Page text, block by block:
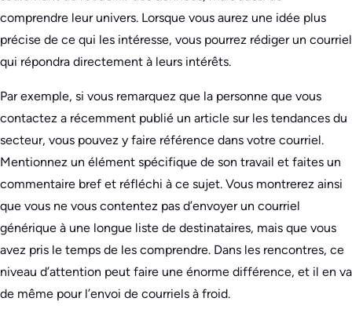
comprendre leur univers. Lorsque vous aurez une idée plus
précise de ce qui les intéresse, vous pourrez rédiger un courriel
qui répondra directement à leurs intérêts.
Par exemple, si vous remarquez que la personne que vous
contactez a récemment publié un article sur les tendances du
secteur, vous pouvez y faire référence dans votre courriel.
Mentionnez un élément spécifique de son travail et faites un
commentaire bref et réfléchi à ce sujet. Vous montrerez ainsi
que vous ne vous contentez pas d’envoyer un courriel
générique à une longue liste de destinataires, mais que vous
avez pris le temps de les comprendre. Dans les rencontres, ce
niveau d’attention peut faire une énorme différence, et il en va
de même pour l’envoi de courriels à froid.